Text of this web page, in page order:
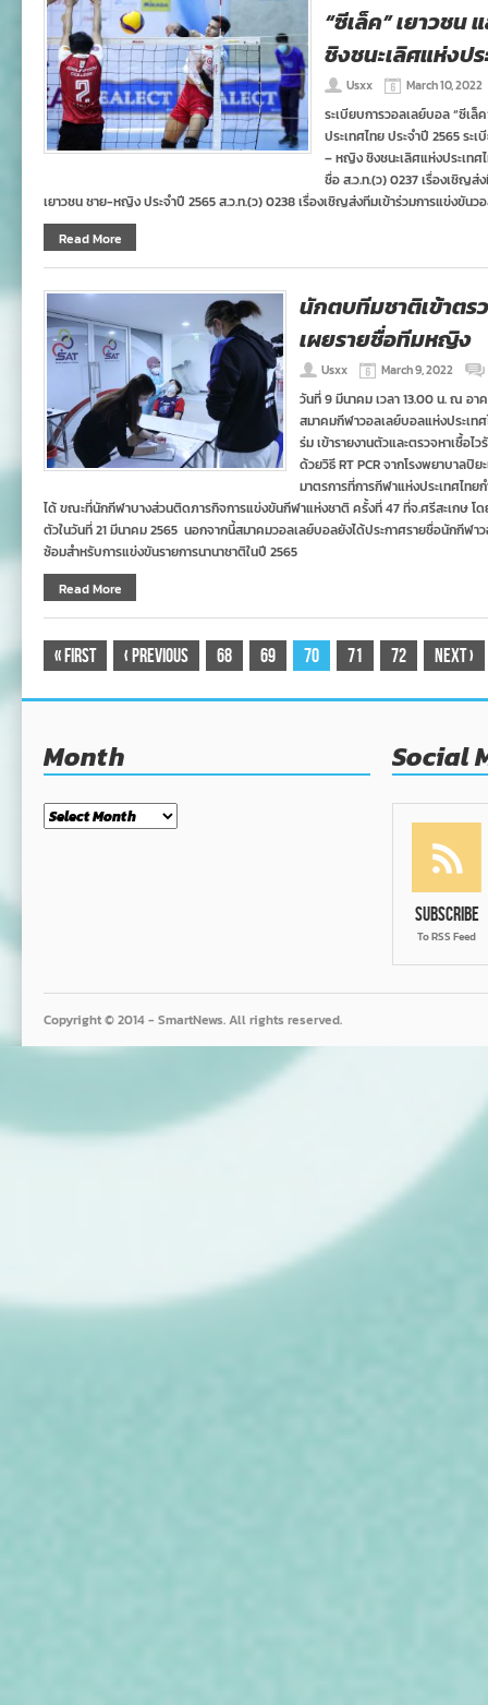
“ซีเล็ค” เยาวชน
ชิงชนะเลิศแห่งปร
Usxx March 10, 2022
ระเบียบการวอลเลย์บอล “ซีเ
ประเทศไทย ประจำปี 2565 ระ
– หญิง ชิงชนะเลิศแห่งประเทศ
ชื่อ ส.ว.ท.(ว) 0237 เรื่องเชิญส่
เยาวชน ชาย-หญิง ประจำปี 2565 ส.ว.ท.(ว) 0238 เรื่องเชิญส่งทีมเข้าร่วมการแข่งขันว
Read More
นักตบทีมชาติเข้าตร
เผยรายชื่อทีมหญิง
Usxx March 9, 2022
วันที่ 9 มีนาคม เวลา 13.00 น. ณ อา
สมาคมกีฬาวอลเลย์บอลแห่งประเท
ร่ม เข้ารายงานตัวและตรวจหาเชื้อ
ด้วยวิธี RT PCR จากโรงพยาบาลปิ
มาตรการที่การกีฬาแห่งประเทศไทย
ได้ ขณะที่นักกีฬาบางส่วนติดภารกิจการแข่งขันกีฬาแห่งชาติ ครั้งที่ 47 ที่จ.ศรีสะเกษ โด
ตัวในวันที่ 21 มีนาคม 2565 นอกจากนี้สมาคมวอลเลย์บอลยังได้ประกาศรายชื่อนักกีฬ
ซ้อมสำหรับการแข่งขันรายการนานาชาติในปี 2565
Read More
« First ‹ Previous 68 69 70 71 72 Next›
Month
Month
Social
Subscribe
To RSS Feed
Copyright © 2014 - SmartNews. All rights reserved.